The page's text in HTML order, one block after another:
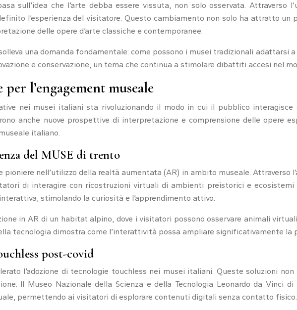
sull’idea che l’arte debba essere vissuta, non solo osservata.
l’esperienza del visitatore. Questo cambiamento non solo ha attratto un
delle opere d’arte classiche e contemporanee.
una domanda fondamentale: come possono i musei tradizionali adattarsi
e conservazione, un tema che continua a stimolare dibattiti accesi nel
l’engagement museale
nei musei italiani sta rivoluzionando il modo in cui il pubblico
anche nuove prospettive di interpretazione e comprensione delle opere
italiano.
del MUSE di trento
pioniere nell’utilizzo della realtà aumentata (AR) in ambito museale. Attraverso
di interagire con ricostruzioni virtuali di ambienti preistorici e ecosistemi
stimolando la curiosità e l’apprendimento attivo.
in AR di un habitat alpino, dove i visitatori possono osservare animali
tecnologia dimostra come l’interattività possa ampliare significativamente la
post-covid
l’adozione di tecnologie touchless nei musei italiani. Queste soluzioni
Il Museo Nazionale della Scienza e della Tecnologia Leonardo da Vinci
permettendo ai visitatori di esplorare contenuti digitali senza contatto fisico.